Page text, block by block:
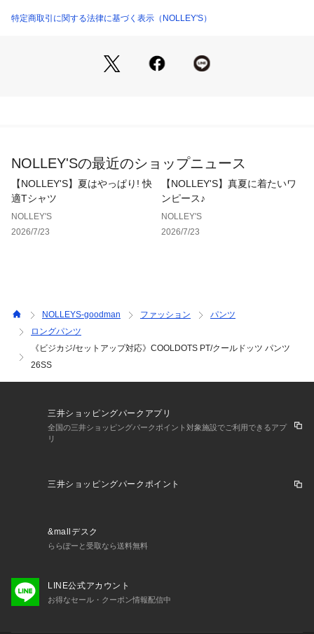
・表情のある細かな柄のプリント
ヒップやもも周り等がスリムなシルエットです。
0）とのセットアップも
※セットアップでご購入の際は、カラーの組み合わせにご注意
ください。
★気になるアイテムは【お気に入り登録】がオススメです！
【カラー差異について】
商品は生産時期やロットの違いにより、同一カラーでもわずか
品質には問題ございませんが、追加購入の際などは色味が多少
異なる可能性がございます。
何卒ご理解のほどお願い申し上げます。
【お取扱い上のご注意】
末永くご愛用頂くために、アテンションタグを必ずご確認の
※店頭及び屋外での撮影画像は、光の当たり具合で色味が違っ
※商品画像に関しては出来る限り忠実に表示出来るよう努めて
おりますが、お客様がご利用のモニターの設定及び特性によ
ます。
※画像の商品はサンプルとなりますので実際の商品と仕様、加
工、サイズが若干異なる場合がございます。
特定商取引に関する法律に基づく表示（NOLLEY'S）
NOLLEY'Sの最近のショップニュース
【NOLLEY'S】夏はやっぱり! 快
適Tシャツ
NOLLEY'S
2026/7/23
【NOLLEY'S】真夏に着たいワ
ンピース♪
NOLLEY'S
2026/7/23
NOLLEYS-goodman ファッション
パンツ
ロングパンツ
《ビジカジ/セットアップ対応》COOLDOTS PT/クールドッツ パンツ
26SS
三井ショッピングパークアプリ
全国の三井ショッピングパークポイント対象施設でご利用できるアプ
リ
三井ショッピングパークポイント
&mallデスク
ららぽーと受取なら送料無料
LINE公式アカウント
お得なセール・クーポン情報配信中